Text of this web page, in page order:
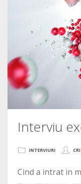
Interviu
INTERVIURI
Cind a intrat in